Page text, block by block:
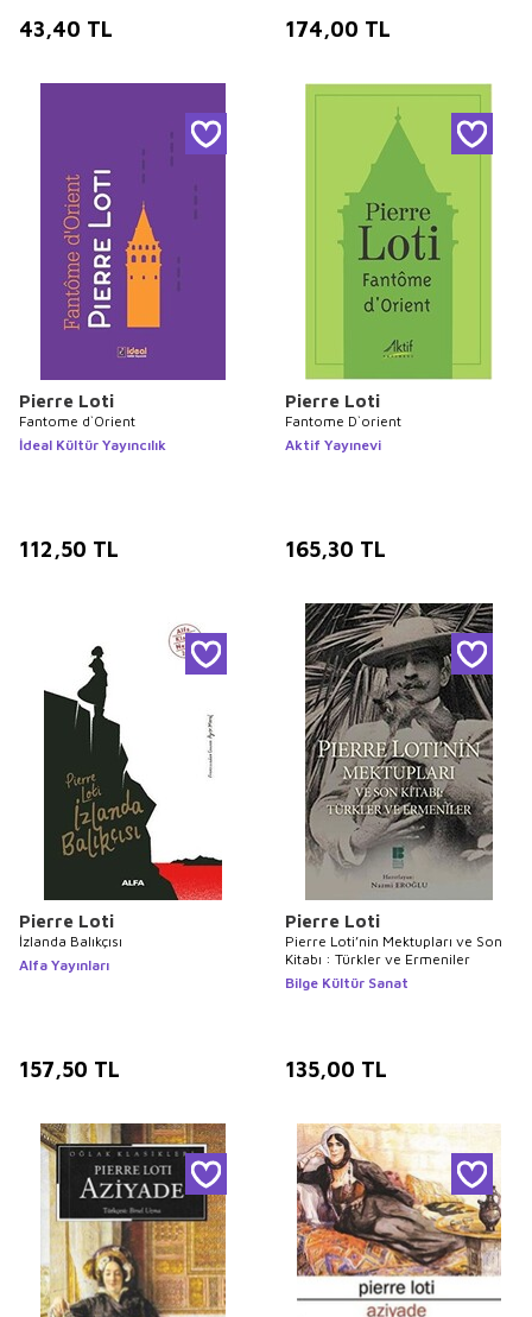
43,40 TL 174,00 TL
Pierre Loti
Fantome d`Orient
İdeal Kültür Yayıncılık
112,50 TL
Pierre Loti
Fantome D`orient
Aktif Yayınevi
165,30 TL
Pierre Loti
İzlanda Balıkçısı
Alfa Yayınları
157,50 TL
Pierre Loti
Pierre Loti’nin Mektupları ve Son
Kitabı : Türkler ve Ermeniler
Bilge Kültür Sanat
135,00 TL